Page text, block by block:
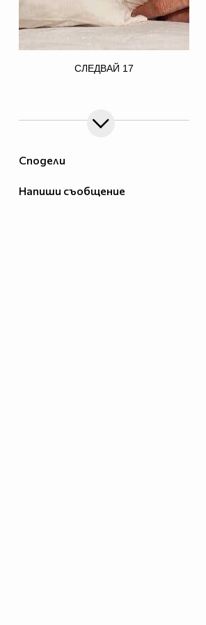
Сподели
Напиши съобщение
border="0" alt="ian somerhalder
СЛЕДВАЙ 17